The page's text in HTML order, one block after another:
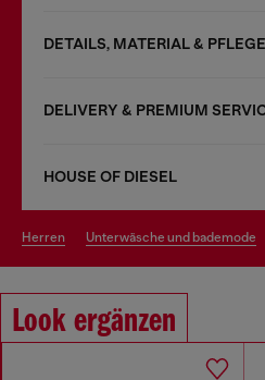
DETAILS, MATERIAL &
DELIVERY & PREMIUM
HOUSE OF DIESEL
herren unterwäsche und bademode
Look ergänzen